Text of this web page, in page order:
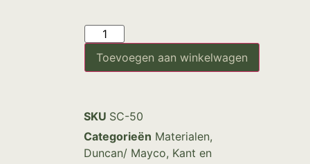
Toevoegen aan winkelwagen
SKU SC-50
Categorieën Materialen,
Duncan/ Mayco, Kant en